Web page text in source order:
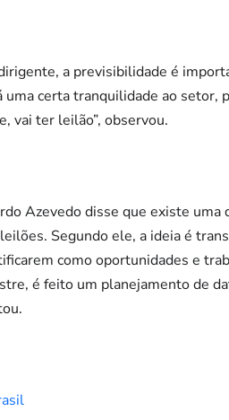
a previsibilidade é
uma certa tranquilidade ao
vai ter leilão”, observou.
Azevedo disse que existe
Segundo ele, a ideia é
como oportunidades e
é feito um planejamento de